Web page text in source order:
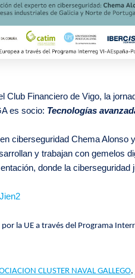
Club Financiero de Vigo, la
es socio: Tecnologías
ciberseguridad Chema
y trabajan con gemelos
donde la ciberseguridad
la UE a través del Programa
CLUSTER NAVAL GALLEGO,